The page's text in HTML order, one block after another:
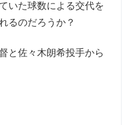
いた球数による交代を
るのだろうか？
と佐々木朗希投手から